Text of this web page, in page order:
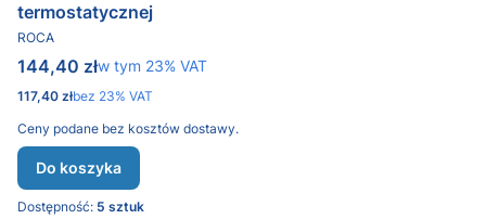
termostatycznej
PRODUCENT
ROCA
Cena brutto
144,40 złw tym %s VAT
w tym 23% VAT
Cena netto
117,40 złbez 23% VAT
Ceny podane bez kosztów dostawy.
Do koszyka
Dostępność: 5 sztuk